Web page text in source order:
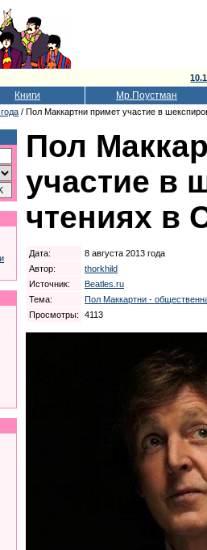
Книги Мр.Поустман
/ Пол Маккартни примет участие в
Пол
участие в
чтениях в
Дата:
8 августа 2013 года
Автор:
thorkhild
Источник:
Beatles.ru
Тема:
Пол Маккартни -
Просмотры:
4113